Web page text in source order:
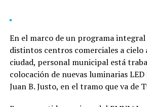
En el marco de un programa integral
distintos centros comerciales a cielo
ciudad, personal municipal está
colocación de nuevas luminarias
Juan B. Justo, en el tramo que va de